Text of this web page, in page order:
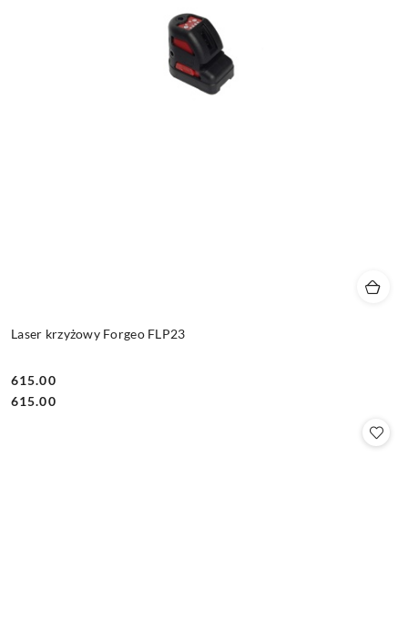
Laser krzyżowy Forgeo FLP23
Cena:
615.00
Cena:
615.00